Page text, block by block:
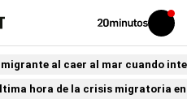
Volver
Iniciar
sesión
migrante al caer al mar cuando
hora de la crisis migratoria